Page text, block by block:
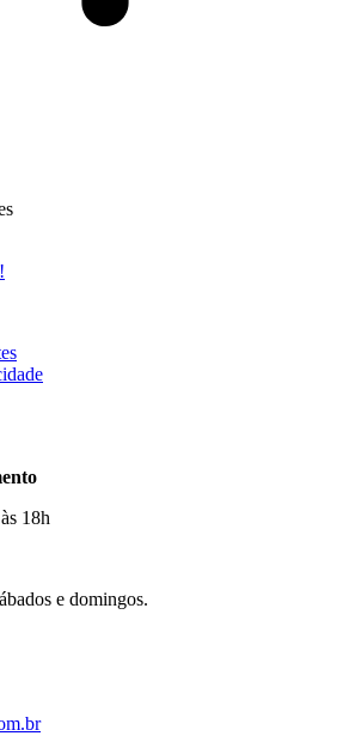
18h
e domingos.